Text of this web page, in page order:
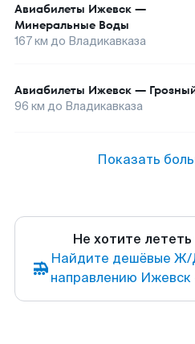
Авиабилеты Ижевск —
Минеральные Воды
167км до Владикавказа
Авиабилеты Ижевск —
96 км до Владикавказа
Показать
Не хотите
Найдите дешёвые Ж/
направлению Ижевск